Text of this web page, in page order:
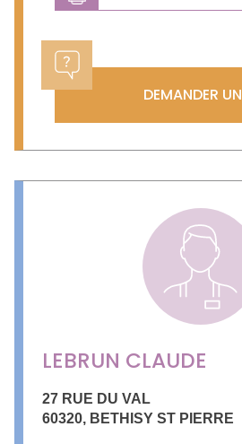
DEMANDER
LEBRUN CLAUDE
27 RUE DU VAL
60320, BETHISY ST PIERRE